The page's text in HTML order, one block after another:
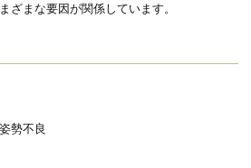
ざまな要因が関係しています。
勢不良